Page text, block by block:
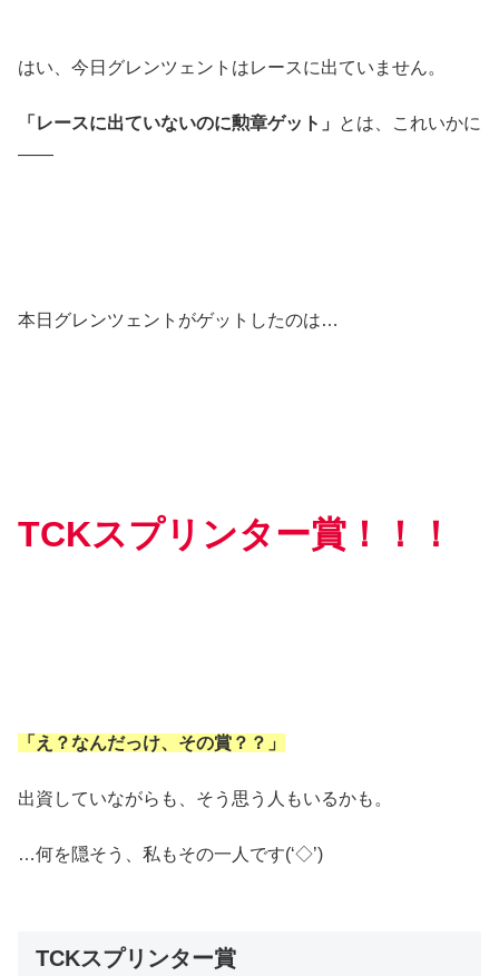
はい、今日グレンツェントはレースに出ていません。
「レースに出ていないのに勲章ゲット」
とは、これいかに
――
本日グレンツェントがゲットしたのは…
TCKスプリンター賞！！！
「え？なんだっけ、その賞？ ？ 」
出資していながらも、そう思う人もいるかも。
…何を隠そう、私もその一人です(‘◇’)ゞ
TCKスプリンター賞